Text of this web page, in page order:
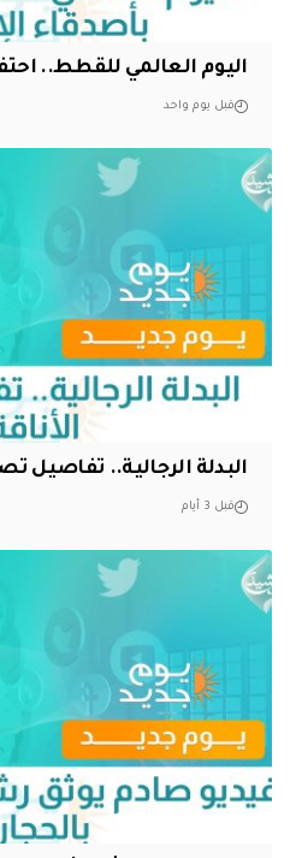
اليوم العالمي للقطط..
قبل يوم واحد
البدلة الرجالية.. تفاصيل
قبل 3 أيام